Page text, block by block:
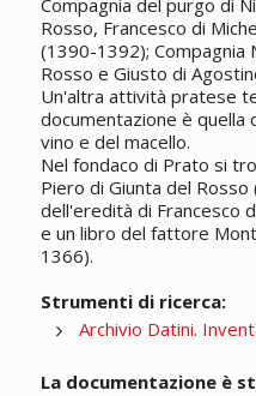
Compagnia del purgo di
Rosso, Francesco di
(1390-1392); Compagnia
Rosso e Giusto di
Un'altra attività pratese
documentazione è quella
vino e del macello.
Nel fondaco di Prato si
Piero di Giunta del
dell'eredità di Francesco
e un libro del fattore
1366).
Strumenti di ricerca:
Archivio Datini.
La documentazione è